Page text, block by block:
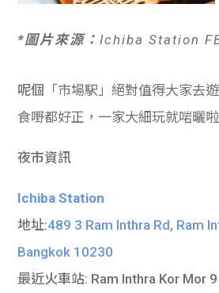
*圖片來源：Ichiba Station
呢個
「市場駅」絕對值得大家去
食嘢都好正，一家大細玩就啱曬啦
夜市資訊
Ichiba Station
地址:489 3 Ram Inthra Rd, Ram
Bangkok 10230
最近火車站: Ram Inthra Kor Mor